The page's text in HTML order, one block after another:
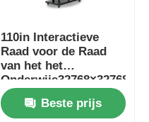
110in Interactieve
Raad voor de Raad
van het het
Onderwijs32768×32768
Touche screen voor
ScholenBeste prijs